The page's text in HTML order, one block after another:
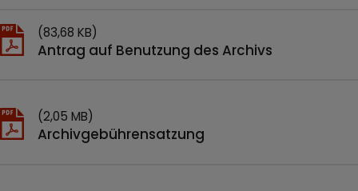
(83,68 KB)
Antrag auf Benutzung des Archivs
(2,05 MB)
Archivgebührensatzung